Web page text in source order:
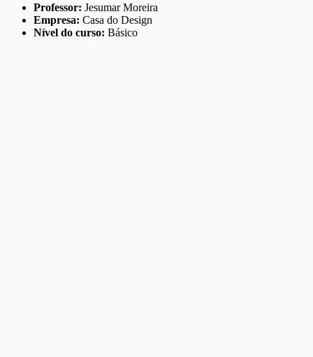
Professor: Jesumar Moreira
Empresa: Casa do Design
Nível do curso: Básico